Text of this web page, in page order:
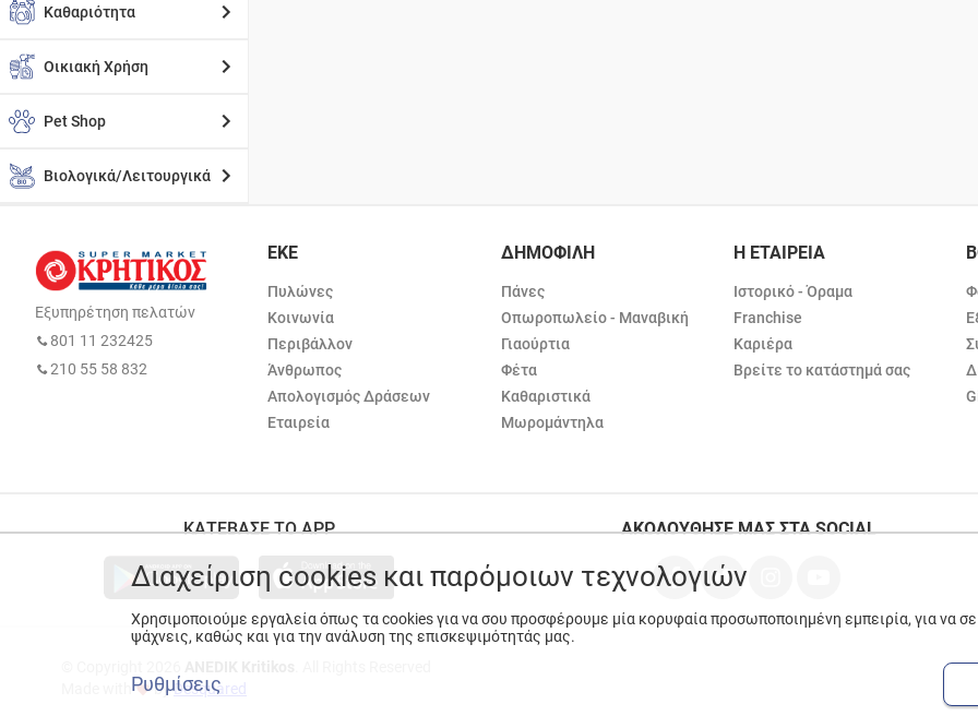
Καθαριότητα
Οικιακή Χρήση
Pet Shop
Βιολογικά/Λειτουργικά
Εξυπηρέτηση πελατών
801 11 232425
210 55 58 832
ΕΚΕ
Πυλώνες
Κοινωνία
Περιβάλλον
Άνθρωπος
Απολογισμός Δράσεων
Εταιρεία
ΔΗΜΟΦΙΛΗ
Πάνες
Οπωροπωλείο - Μαναβική
Γιαούρτια
Φέτα
Καθαριστικά
Μωρομάντηλα
Η ΕΤΑΙΡΕΙΑ
Ιστορικό - Όραμα
Franchise
Καριέρα
Βρείτε το κατάστημά σας
ΚΑΤΕΒΑΣΕ ΤΟ APP ΑΚΟΛΟΥΘΗΣΕ ΜΑΣ ΣΤΑ SOCIAL
Made with
byDesquared
Διαχείριση cookies και παρόμοιων τεχνολογιών
Χρησιμοποιούμε εργαλεία όπως τα cookies για να σου προσφέρουμε μία κορυφαία προσωποποιημένη εμπειρία, για να
ψάχνεις, καθώς και για την ανάλυση της επισκεψιμότητάς μας.
Ρυθμίσεις